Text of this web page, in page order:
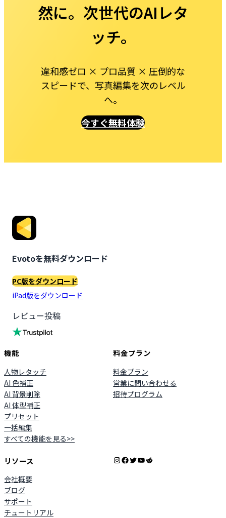
然に。次世代のAIレタ
ッチ。
違和感ゼロ × プロ品質 × 圧倒的な
スピードで、写真編集を次のレベル
へ。
今すぐ無料体験
Evotoを無料ダウンロード
PC版をダウンロード
iPad版をダウンロード
レビュー投稿
機能
人物レタッチ
AI 色補正
AI 背景削除
AI 体型補正
プリセット
一括編集
すべての機能を見る>>
料金プラン
料金プラン
営業に問い合わせる
招待プログラム
リソース
会社概要
ブログ
サポート
チュートリアル
Instagram
Facebook
X YouTube
Reddit